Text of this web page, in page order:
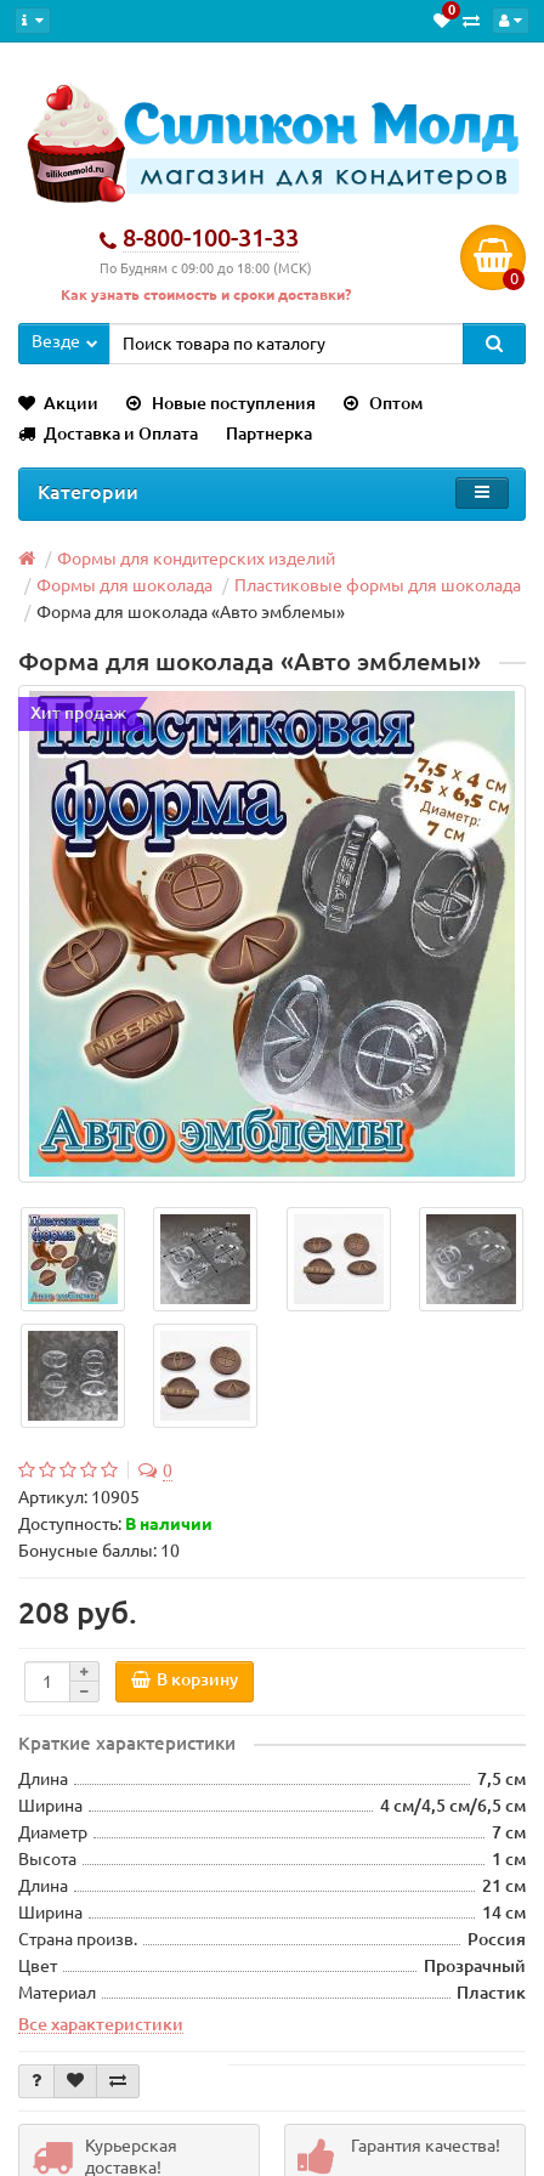
0
8-800-100-31-33
По Будням с 09:00 до 18:00 (МСК)
Как узнать стоимость и сроки доставки?
0
Везде
Акции Новые поступления
Оптом
Доставка и Оплата
Партнерка
Категории
Формы для кондитерских изделий
Формы для шоколада
Пластиковые формы для шоколада
Форма для шоколада «Авто эмблемы»
Форма для шоколада «Авто эмблемы»
Хит продаж
0
Артикул: 10905
Доступность: В наличии
Бонусные баллы: 10
208 руб.
В корзину
Краткие характеристики
Длина
7,5 см
Ширина
4 см/4,5 см/6,5 см
Диаметр
7 см
Высота
1 см
Длина
21 см
Ширина
14 см
Страна произв.
Россия
Цвет
Прозрачный
Материал
Пластик
Все характеристики
Курьерская
доставка!
Гарантия качества!